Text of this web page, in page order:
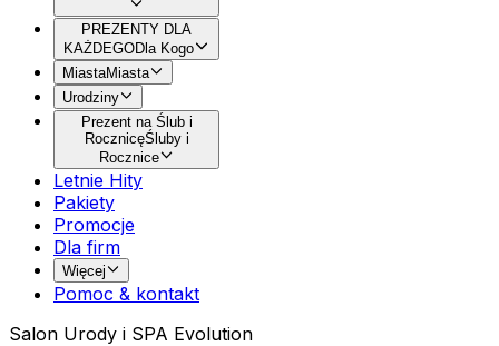
PREZENTY DLA
KAŻDEGODla Kogo
MiastaMiasta
Urodziny
Prezent na Ślub i
RocznicęŚluby i
Rocznice
Letnie Hity
Pakiety
Promocje
Dla firm
Więcej
Pomoc & kontakt
Salon Urody i SPA Evolution